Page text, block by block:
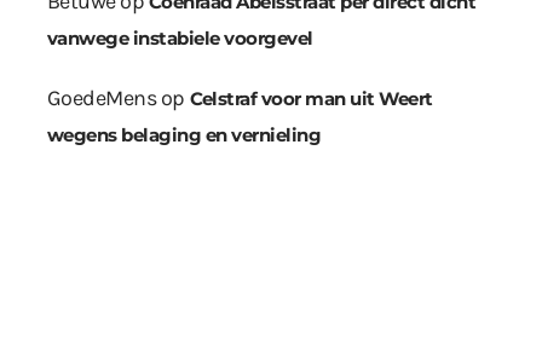
vanwege instabiele voorgevel
GoedeMensop Celstraf voor man uit Weert
wegens belaging en vernieling